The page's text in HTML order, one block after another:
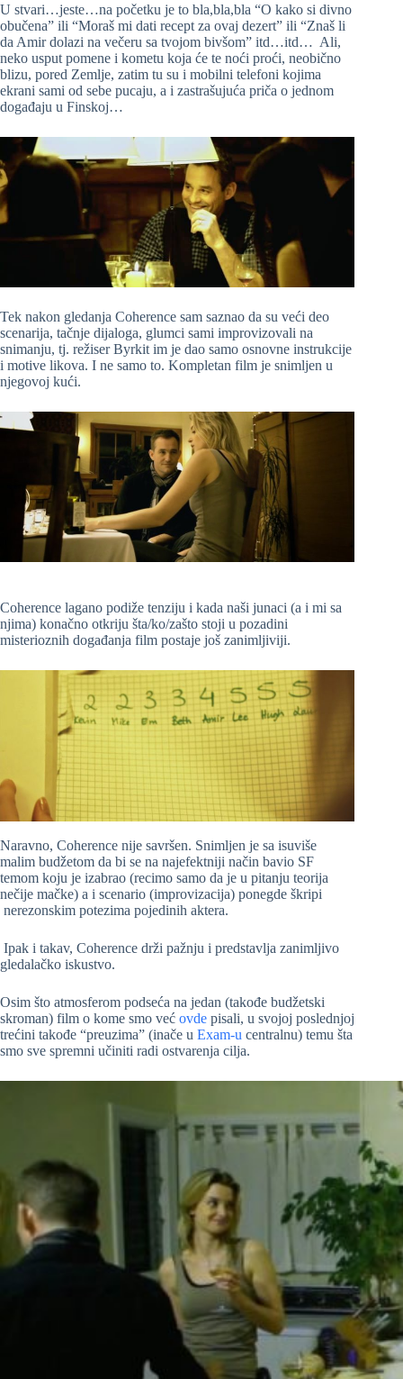
U stvari…jeste…na početku je to bla,bla,bla “O kako si divno
obučena” ili “Moraš mi dati recept za ovaj dezert” ili “Znaš li
da Amir dolazi na večeru sa tvojom bivšom” itd…itd… Ali,
neko usput pomene i kometu koja će te noći proći, neobično
blizu, pored Zemlje, zatim tu su i mobilni telefoni kojima
ekrani sami od sebe pucaju, a i zastrašujuća priča o jednom
događaju u Finskoj…
Tek nakon gledanja Coherence sam saznao da su veći deo
scenarija, tačnje dijaloga, glumci sami improvizovali na
snimanju, tj. režiser Byrkit im je dao samo osnovne instrukcije
i motive likova. I ne samo to. Kompletan film je snimljen u
njegovoj kući.
Coherence lagano podiže tenziju i kada naši junaci (a i mi sa
njima) konačno otkriju šta/ko/zašto stoji u pozadini
misterioznih događanja film postaje još zanimljiviji.
Naravno, Coherence nije savršen. Snimljen je sa isuviše
malim budžetom da bi se na najefektniji način bavio SF
temom koju je izabrao (recimo samo da je u pitanju teorija
nečije mačke) a i scenario (improvizacija) ponegde škripi
nerezonskim potezima pojedinih aktera.
Ipak i takav, Coherence drži pažnju i predstavlja zanimljivo
gledalačko iskustvo.
Osim što atmosferom podseća na jedan (takođe budžetski
skroman) film o kome smo već ovde pisali, u svojoj poslednjoj
trećini takođe “preuzima” (inače u Exam-u centralnu) temu šta
smo sve spremni učiniti radi ostvarenja cilja.